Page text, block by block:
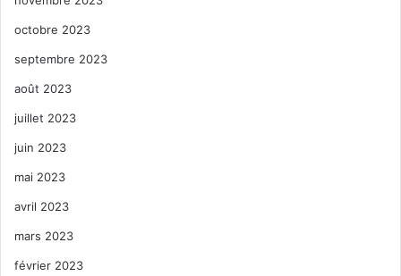
octobre 2023
septembre 2023
août 2023
juillet 2023
juin 2023
mai 2023
avril 2023
mars 2023
février 2023